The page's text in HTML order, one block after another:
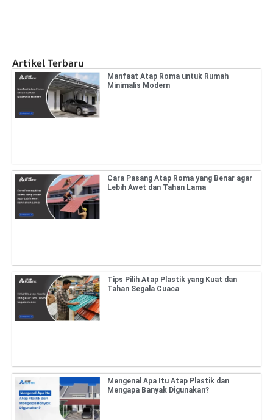
Artikel Terbaru
Manfaat Atap Roma untuk Rumah
Minimalis Modern
Cara Pasang Atap Roma yang Benar agar
Lebih Awet dan Tahan Lama
Tips Pilih Atap Plastik yang Kuat dan
Tahan Segala Cuaca
Mengenal Apa Itu Atap Plastik dan
Mengapa Banyak Digunakan?